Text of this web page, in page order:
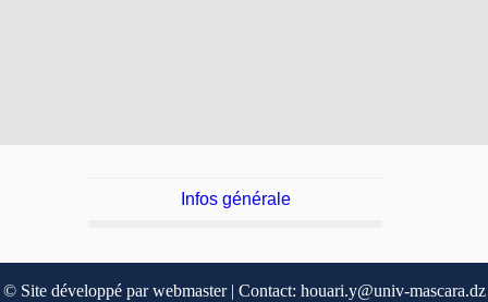
Infos générale
© Site développé par webmaster | Contact: houari.y@univ-mascara.dz